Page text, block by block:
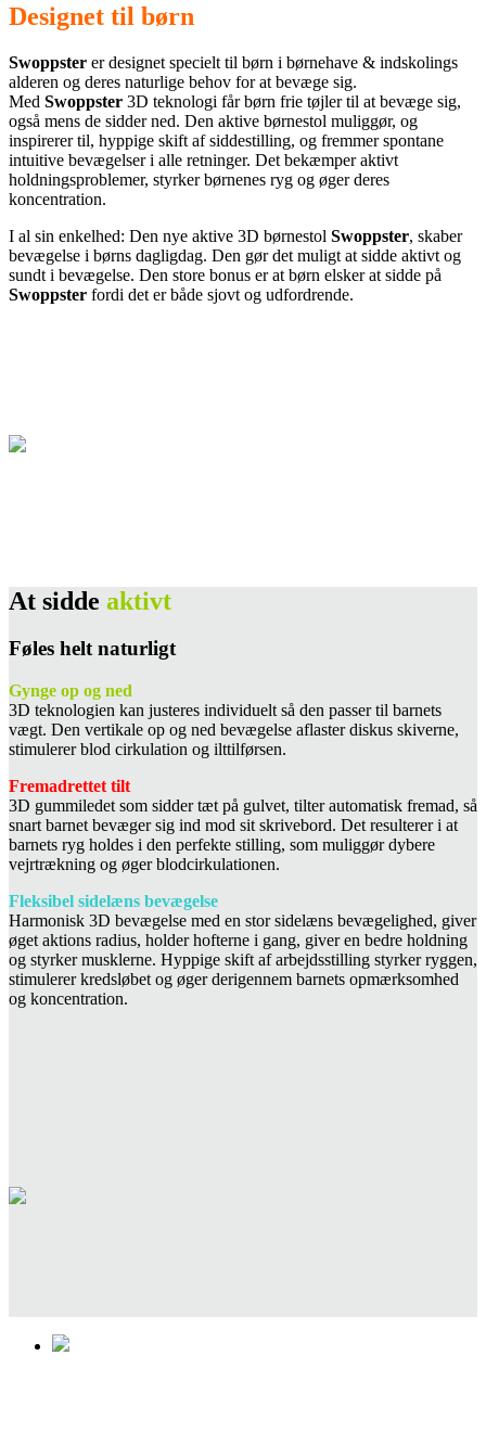
Designet til børn
Swoppster er designet specielt til børn i børnehave & indskolings
alderen og deres naturlige behov for at bevæge sig.
Med Swoppster 3D teknologi får børn frie tøjler til at bevæge sig,
også mens de sidder ned. Den aktive børnestol muliggør, og
inspirerer til, hyppige skift af siddestilling, og fremmer spontane
intuitive bevægelser i alle retninger. Det bekæmper aktivt
holdningsproblemer, styrker børnenes ryg og øger deres
koncentration.
I al sin enkelhed: Den nye aktive 3D børnestol Swoppster, skaber
bevægelse i børns dagligdag. Den gør det muligt at sidde aktivt og
sundt i bevægelse. Den store bonus er at børn elsker at sidde på
Swoppster fordi det er både sjovt og udfordrende.
At sidde aktivt
Føles helt naturligt
Gynge op og ned
3D teknologien kan justeres individuelt så den passer til barnets
vægt. Den vertikale op og ned bevægelse aflaster diskus skiverne,
stimulerer blod cirkulation og ilttilførsen.
Fremadrettet tilt
3D gummiledet som sidder tæt på gulvet, tilter automatisk fremad, så
snart barnet bevæger sig ind mod sit skrivebord. Det resulterer i at
barnets ryg holdes i den perfekte stilling, som muliggør dybere
vejrtrækning og øger blodcirkulationen.
Fleksibel sidelæns bevægelse
Harmonisk 3D bevægelse med en stor sidelæns bevægelighed, giver
øget aktions radius, holder hofterne i gang, giver en bedre holdning
og styrker musklerne. Hyppige skift af arbejdsstilling styrker ryggen,
stimulerer kredsløbet og øger derigennem barnets opmærksomhed
og koncentration.